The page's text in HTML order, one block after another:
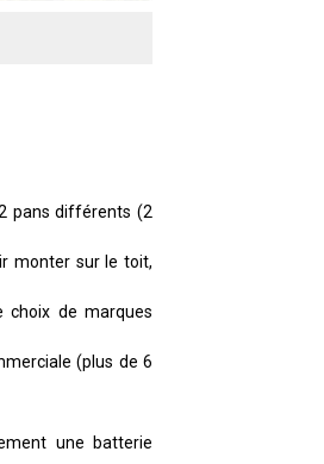
pans différents (2
monter sur le toit,
choix de marques
(plus de 6
une batterie